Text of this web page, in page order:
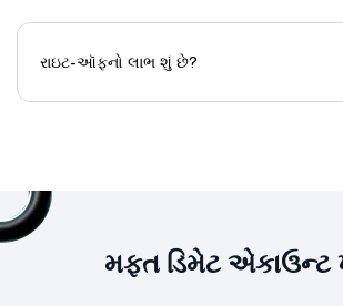
રાઇટ-ઑફનો લાભ શું છે?
મફત ડિમેટ એકાઉન્ટ